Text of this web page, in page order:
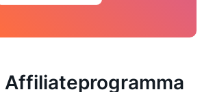
Affiliateprogramma